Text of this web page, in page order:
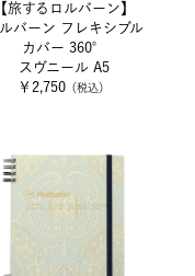
【旅するロルバーン】
バーン フレキシブル
カバー 360°
スヴニール A5
￥2,750 （税込）